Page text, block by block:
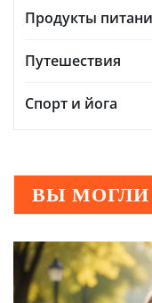
Продукты
Путешествия
Спорт и йога
ВЫ